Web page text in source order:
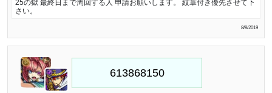
25の獄 最終日まで周回する人 申請お願いします。 紋章付き優先させて下
さい。
8/8/2019